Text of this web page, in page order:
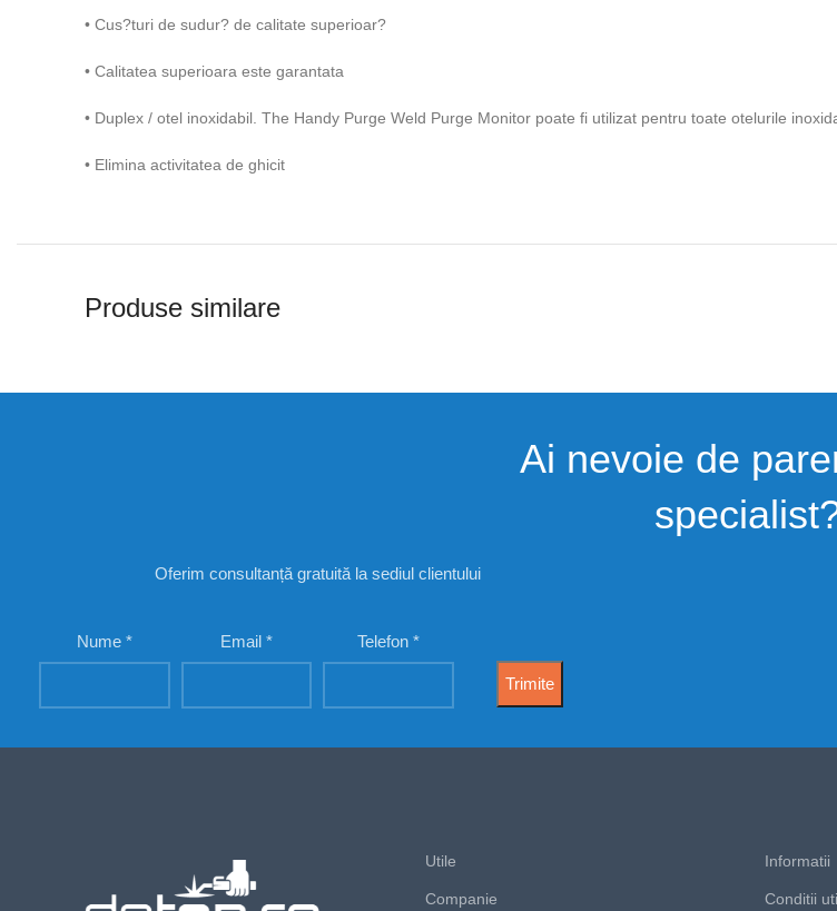
• Cus?turi de sudur? de calitate superioar?
• Calitatea superioara este garantata
• Duplex / otel inoxidabil. The Handy Purge Weld Purge Monitor poate fi utilizat pentru toate otelurile
• Elimina activitatea de ghicit
Produse similare
Ai nevoie de
Oferim consultanță gratuită la sediul clientului
Nume Email Telefon
Utile
Companie
Informatii
Conditii